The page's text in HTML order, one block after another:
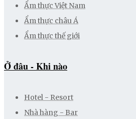
Ẩm thực Việt Nam
Ẩm thực châu Á
Ẩm thực thế giới
Ở đâu - Khi nào
Hotel - Resort
Nhà hàng - Bar